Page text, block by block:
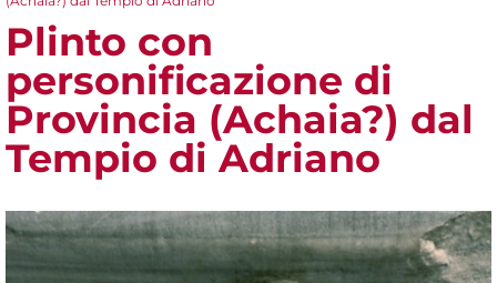
Plinto con
personificazione di
Provincia (Achaia?) dal
Tempio di Adriano